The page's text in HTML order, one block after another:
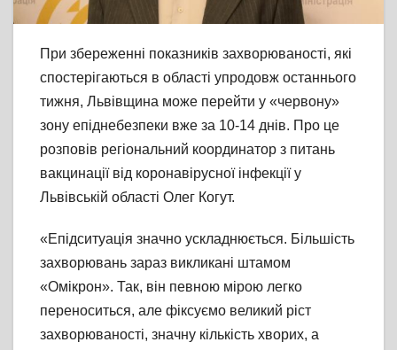
При збереженні показників захворюваності, які
спостерігаються в області упродовж останнього
тижня, Львівщина може перейти у «червону»
зону епіднебезпеки вже за 10-14 днів. Про це
розповів регіональний координатор з питань
вакцинації від коронавірусної інфекції у
Львівській області Олег Когут.
«Епідситуація значно ускладнюється. Більшість
захворювань зараз викликані штамом
«Омікрон». Так, він певною мірою легко
переноситься, але фіксуємо великий ріст
захворюваності, значну кількість хворих, а